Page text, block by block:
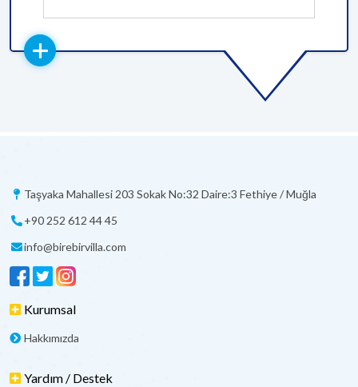
Taşyaka Mahallesi 203 Sokak No:32 Daire:3 Fethiye / Muğla
+90 252 612 44 45
info@birebirvilla.com
Kurumsal
Hakkımızda
Yardım / Destek